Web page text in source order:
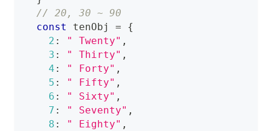
// 20, 30 ~ 90
const
tenObj =
{
2 : " Twenty" ,
3 : " Thirty" ,
4 : " Forty" ,
5 : " Fifty" ,
6 : " Sixty" ,
7 : " Seventy" ,
8 : " Eighty" ,